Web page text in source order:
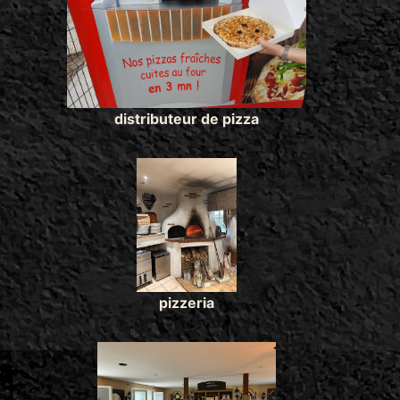
distributeur de pizza
pizzeria